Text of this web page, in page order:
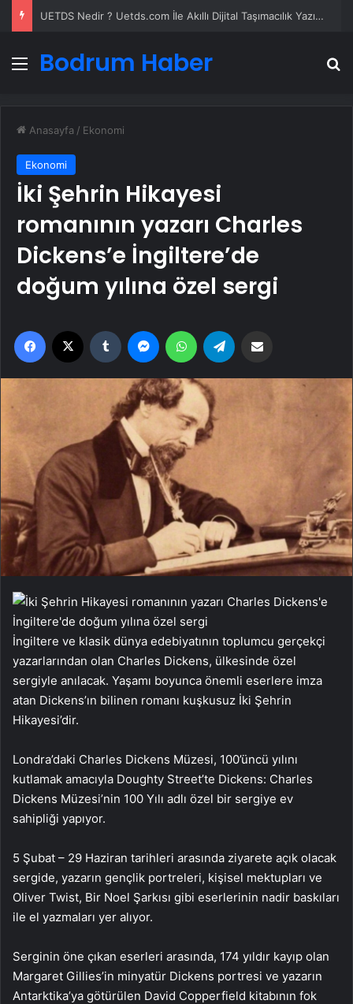
UETDS Nedir ? Uetds.com İle Akıllı Dijital Taşımacılık Yazılımı
Menü
Bodrum Haber
Anasayfa / Ekonomi
Ekonomi
İki Şehrin Hikayesi
romanının yazarı Charles
Dickens’e İngiltere’de
doğum yılına özel sergi
Facebook Tumblr MessengerWhatsApp
İngiltere ve klasik dünya edebiyatının toplumcu gerçekçi
yazarlarından olan Charles Dickens, ülkesinde özel
sergiyle anılacak. Yaşamı boyunca önemli eserlere imza
atan Dickens’ın bilinen romanı kuşkusuz İki Şehrin
Hikayesi’dir.
Londra’daki Charles Dickens Müzesi, 100’üncü yılını
kutlamak amacıyla Doughty Street’te Dickens: Charles
Dickens Müzesi’nin 100 Yılı adlı özel bir sergiye ev
sahipliği yapıyor.
5 Şubat – 29 Haziran tarihleri arasında ziyarete açık olacak
sergide, yazarın gençlik portreleri, kişisel mektupları ve
Oliver Twist, Bir Noel Şarkısı gibi eserlerinin nadir baskıları
ile el yazmaları yer alıyor.
Serginin öne çıkan eserleri arasında, 174 yıldır kayıp olan
Margaret Gillies’in minyatür Dickens portresi ve yazarın
Antarktika’ya götürülen David Copperfield kitabının fok